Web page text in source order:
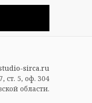
sirca.ru
ст. 5, оф. 304
области.